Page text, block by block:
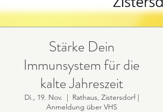
Stärke Dein
Immunsystem für die
kalte Jahreszeit
Di., 19. Nov.
  |
Rathaus, Zistersdorf |
Anmeldung über VHS